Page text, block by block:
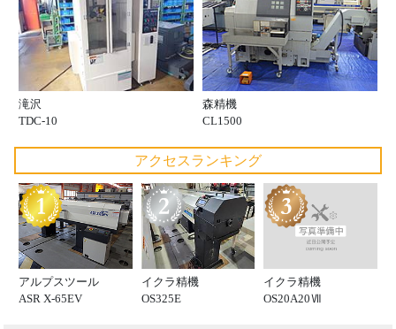
滝沢
TDC-10
森精機
CL1500
アクセスランキング
アルプスツール
ASR X-65EV
イクラ精機
OS325E
イクラ精機
OS20A20Ⅶ